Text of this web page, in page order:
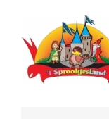
inhoud